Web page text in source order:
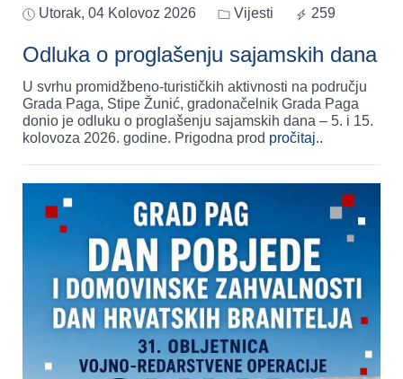
Utorak, 04 Kolovoz 2026 Vijesti 259
Odluka o proglašenju sajamskih dana
U svrhu promidžbeno-turističkih aktivnosti na području
Grada Paga, Stipe Žunić, gradonačelnik Grada Paga
donio je odluku o proglašenju sajamskih dana – 5. i 15.
kolovoza 2026. godine. Prigodna prod pročitaj..